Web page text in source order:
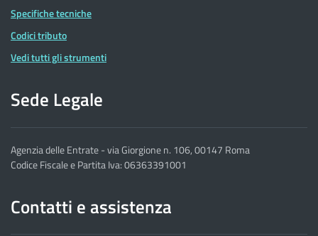
Specifiche tecniche
Codici tributo
Vedi tutti gli strumenti
Sede Legale
Agenzia delle Entrate - via Giorgione n. 106, 00147 Roma
Codice Fiscale e Partita Iva: 06363391001
Contatti e assistenza